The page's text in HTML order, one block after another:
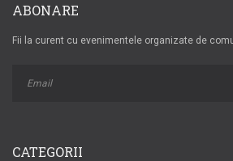
ABONARE
Fii la curent cu evenimentele organizate de
CATEGORII